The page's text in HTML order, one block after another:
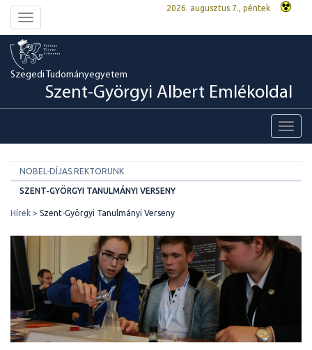
Toggle
navigation
2026. augusztus 7., péntek
Szegedi Tudományegyetem
Szent-Györgyi Albert Emlékoldal
NOBEL-DÍJAS REKTORUNK
SZENT-GYÖRGYI TANULMÁNYI VERSENY
Hírek Szent-Györgyi Tanulmányi Verseny